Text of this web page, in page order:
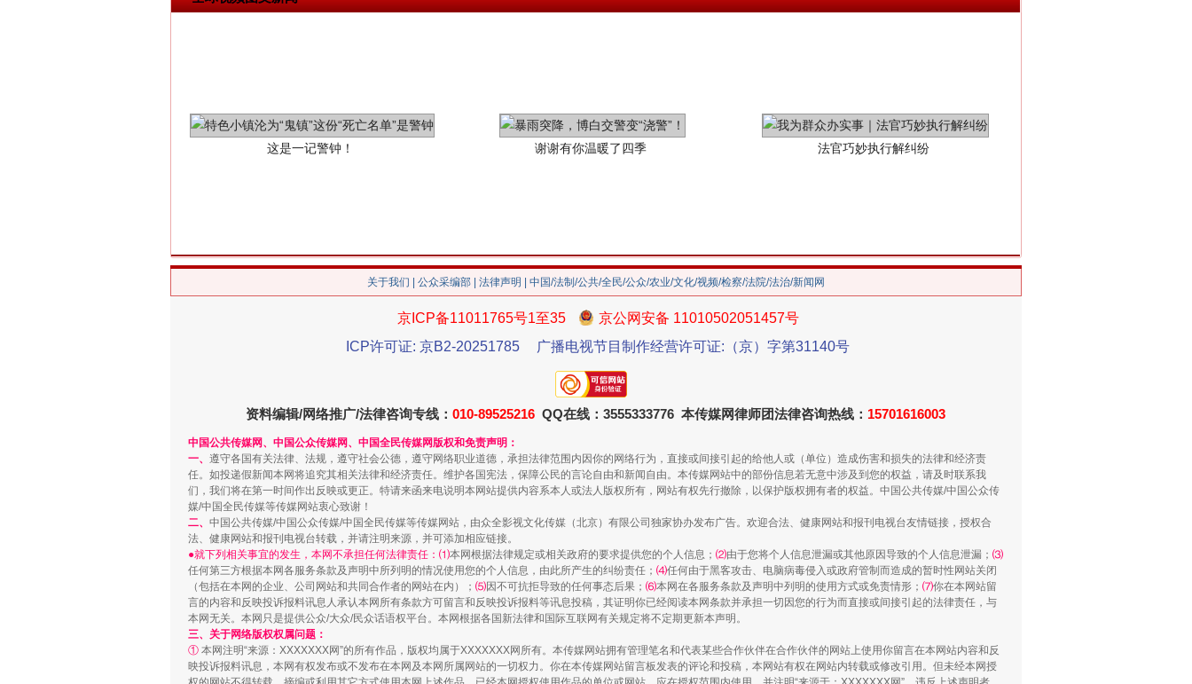
这是一记警钟！ 谢谢有你温暖了四季 法官巧妙执行解纠纷
今年投资意愿榜揭晓
习近平的博鳌关键词
关于我们 公众采编部 法律声明 | 中国/法制/公共/全民/公众/农业/文化/视频/检察/法院/法治/新闻网
京ICP备11011765号1至35
京公网安备 11010502051457号
ICP许可证: 京B2-20251785
广播电视节目制作经营许可证:（京）字第31140号
资料编辑/网络推广/法律咨询专线： 010-89525216 QQ在线：3555333776 本传媒网律师团法律咨询热线： 15701616003
中国公共传媒网、中国公众传媒网、中国全民传媒网版权和免责声明：
一、 遵守各国有关法律、法规，遵守社会公德，遵守网络职业道德，承担法律范围内因你的网络行为，直接或间接引起的给他人或（单位）造成伤害和损失的法律和经济责
任。如投递假新闻本网将追究其相关法律和经济责任。维护各国宪法，保障公民的言论自由和新闻自由。本传媒网站中的部份信息若无意中涉及到您的权益，请及时联系我
们，我们将在第一时间作出反映或更正。特请来函来电说明本网站提供内容系本人或法人版权所有，网站有权先行撤除，以保护版权拥有者的权益。中国公共传媒/中国公众传
媒/中国全民传媒等传媒网站衷心致谢！
二、 中国公共传媒/中国公众传媒/中国全民传媒等传媒网站，由众全影视文化传媒（北京）有限公司独家协办发布广告。欢迎合法、健康网站和报刊电视台友情链接，授权合
法、健康网站和报刊电视台转载，并请注明来源，并可添加相应链接。
●就下列相关事宜的发生，本网不承担任何法律责任：⑴本网根据法律规定或相关政府的要求提供您的个人信息； ⑵由于您将个人信息泄漏或其他原因导致的个人信息泄漏； ⑶
任何第三方根据本网各服务条款及声明中所列明的情况使用您的个人信息，由此所产生的纠纷责任； ⑷任何由于黑客攻击、电脑病毒侵入或政府管制而造成的暂时性网站关闭
（包括在本网的企业、公司网站和共同合作者的网站在内）； ⑸因不可抗拒导致的任何事态后果； ⑹本网在各服务条款及声明中列明的使用方式或免责情形； ⑺你在本网站留
言的内容和反映投诉报料讯息人承认本网所有条款方可留言和反映投诉报料等讯息投稿，其证明你已经阅读本网条款并承担一切因您的行为而直接或间接引起的法律责任，与
本网无关。本网只是提供公众/大众/民众话语权平台。本网根据各国新法律和国际互联网有关规定将不定期更新本声明。
三、关于网络版权权属问题：
① 本网注明“来源：XXXXXXX网”的所有作品，版权均属于XXXXXXX网所有。本传媒网站拥有管理笔名和代表某些合作伙伴在合作伙伴的网站上使用你留言在本网站内容和反
映投诉报料讯息，本网有权发布或不发布在本网及本网所属网站的一切权力。你在本传媒网站留言板发表的评论和投稿，本网站有权在网站内转载或修改引用。但未经本网授